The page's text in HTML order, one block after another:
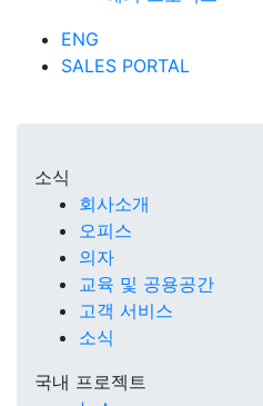
ENG
SALES PORTAL
소식
회사소개
오피스
의자
교육 및 공용공간
고객 서비스
소식
국내 프로젝트